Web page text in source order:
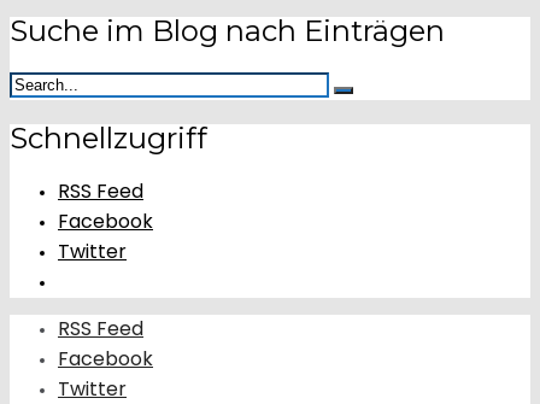
Suche im Blog nach Einträgen
Schnellzugriff
RSS Feed
Facebook
Twitter
RSS Feed
Facebook
Twitter